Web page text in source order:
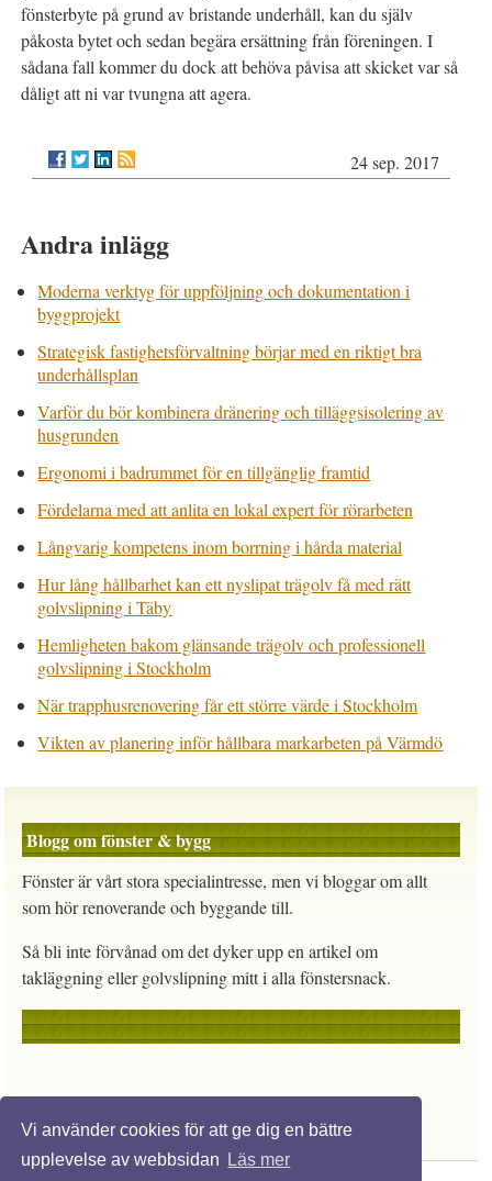
Vi använder cookies för att ge dig en bättre
upplevelse av webbsidan
Läs mer
fönsterbyte på grund av bristande underhåll, kan du själv
påkosta bytet och sedan begära ersättning från föreningen. I
sådana fall kommer du dock att behöva påvisa att skicket var så
dåligt att ni var tvungna att agera.
24 sep. 2017
Andra inlägg
Moderna verktyg för uppföljning och dokumentation i
byggprojekt
Strategisk fastighetsförvaltning börjar med en riktigt bra
underhållsplan
Varför du bör kombinera dränering och tilläggsisolering av
husgrunden
Ergonomi i badrummet för en tillgänglig framtid
Fördelarna med att anlita en lokal expert för rörarbeten
Långvarig kompetens inom borrning i hårda material
Hur lång hållbarhet kan ett nyslipat trägolv få med rätt
golvslipning i Täby
Hemligheten bakom glänsande trägolv och professionell
golvslipning i Stockholm
När trapphusrenovering får ett större värde i Stockholm
Vikten av planering inför hållbara markarbeten på Värmdö
Blogg om fönster & bygg
Fönster är vårt stora specialintresse, men vi bloggar om allt
som hör renoverande och byggande till.
Så bli inte förvånad om det dyker upp en artikel om
takläggning eller golvslipning mitt i alla fönstersnack.